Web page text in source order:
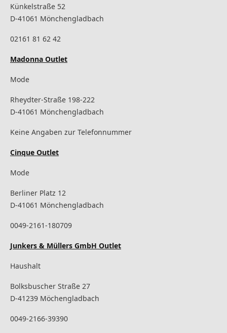
Künkelstraße 52
D-41061 Mönchengladbach
02161 81 62 42
Madonna Outlet
Mode
Rheydter-Straße 198-222
D-41061 Mönchengladbach
Keine Angaben zur Telefonnummer
Cinque Outlet
Mode
Berliner Platz 12
D-41061 Mönchengladbach
0049-2161-180709
Junkers & Müllers GmbH Outlet
Haushalt
Bolksbuscher Straße 27
D-41239 Möchengladbach
0049-2166-39390